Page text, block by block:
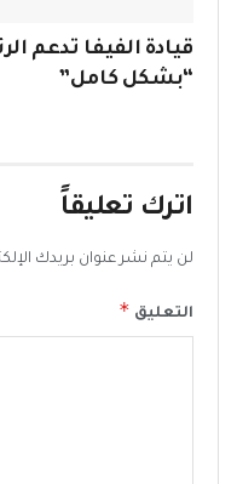
قيادة الفيفا تدعم
“بشكل كامل”
اترك تعليقاً
لن يتم نشر عنوان بريدك
التعليق *